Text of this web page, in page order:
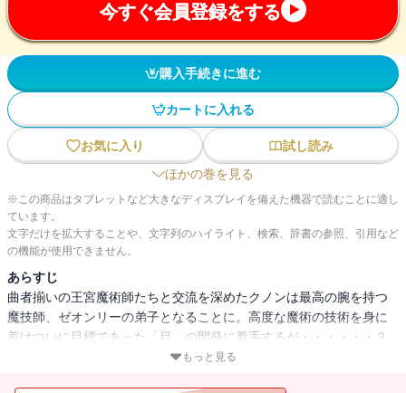
今すぐ会員登録をする
購入手続きに進む
カートに入れる
お気に入り
試し読み
ほかの巻を見る
※この商品はタブレットなど大きなディスプレイを備えた機器で読むことに適し
ています。
文字だけを拡大することや、文字列のハイライト、検索、辞書の参照、引用など
の機能が使用できません。
あらすじ
曲者揃いの王宮魔術師たちと交流を深めたクノンは最高の腕を持つ
魔技師、ゼオンリーの弟子となることに。高度な魔術の技術を身に
着けついに目標であった「目」の開発に着手するが・・・・・・？
創造力で世界を切り開く！ 前代未聞の魔術探求ファンタジー第２
もっと見る